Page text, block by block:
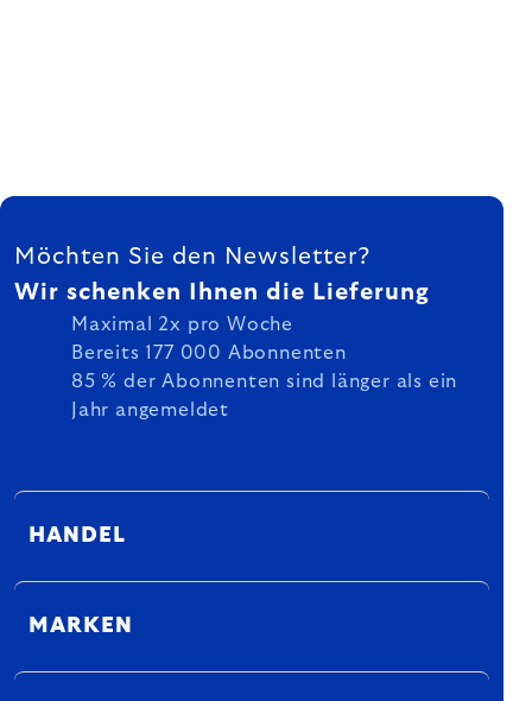
FUSSZEILE
Möchten Sie den Newsletter?
Wir schenken Ihnen die Lieferung
Maximal 2x pro Woche
Bereits 177 000 Abonnenten
85 % der Abonnenten sind länger als ein
Jahr angemeldet
HANDEL
MARKEN